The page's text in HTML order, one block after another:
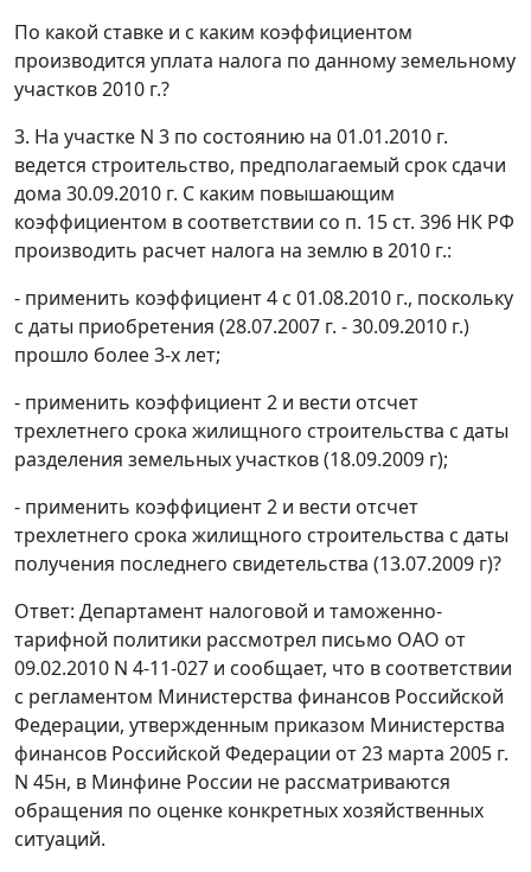
По какой ставке и с каким коэффициентом
производится уплата налога по данному земельному
участков 2010 г.?
3. На участке N 3 по состоянию на 01.01.2010 г.
ведется строительство, предполагаемый срок сдачи
дома 30.09.2010 г. С каким повышающим
коэффициентом в соответствии со п. 15 ст. 396 НК РФ
производить расчет налога на землю в 2010 г.:
- применить коэффициент 4 с 01.08.2010 г., поскольку
с даты приобретения (28.07.2007 г. - 30.09.2010 г.)
прошло более 3-х лет;
- применить коэффициент 2 и вести отсчет
трехлетнего срока жилищного строительства с даты
разделения земельных участков (18.09.2009 г);
- применить коэффициент 2 и вести отсчет
трехлетнего срока жилищного строительства с даты
получения последнего свидетельства (13.07.2009 г)?
Ответ: Департамент налоговой и таможенно-
тарифной политики рассмотрел письмо ОАО от
09.02.2010 N 4-11-027 и сообщает, что в соответствии
с регламентом Министерства финансов Российской
Федерации, утвержденным приказом Министерства
финансов Российской Федерации от 23 марта 2005 г.
N 45н, в Минфине России не рассматриваются
обращения по оценке конкретных хозяйственных
ситуаций.